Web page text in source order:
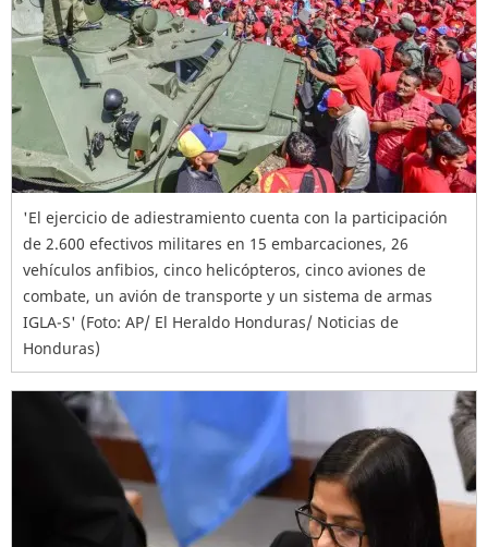
'El ejercicio de adiestramiento cuenta con la participación
de 2.600 efectivos militares en 15 embarcaciones, 26
vehículos anfibios, cinco helicópteros, cinco aviones de
combate, un avión de transporte y un sistema de armas
IGLA-S' (Foto: AP/ El Heraldo Honduras/ Noticias de
Honduras)